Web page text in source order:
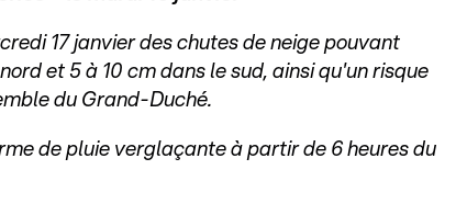
17 janvier des chutes de neige pouvant
et 5 à 10 cm dans le sud, ainsi qu'un risque
du Grand-Duché.
de pluie verglaçante à partir de 6 heures du